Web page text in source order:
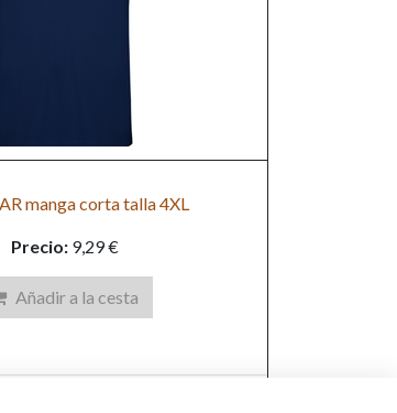
manga corta talla 4XL
Precio: 9,29€
Añadir a la cesta